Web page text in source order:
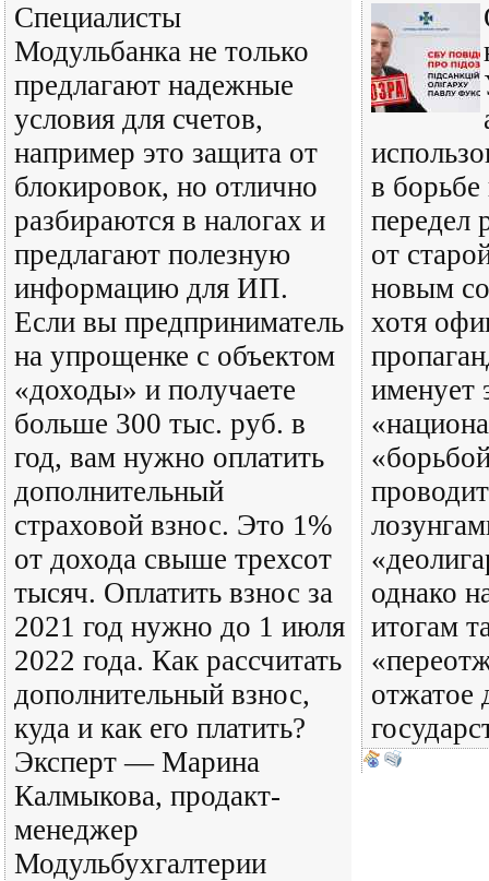
Специалисты
Модульбанка не только
предлагают надежные
условия для счетов,
например это защита от
блокировок, но отлично
разбираются в налогах и
предлагают полезную
информацию для ИП.
Если вы предприниматель
на упрощенке с объектом
«доходы» и получаете
больше 300 тыс. руб. в
год, вам нужно оплатить
дополнительный
страховой взнос. Это 1%
от дохода свыше трехсот
тысяч. Оплатить взнос за
2021 год нужно до 1 июля
2022 года. Как рассчитать
дополнительный взнос,
куда и как его платить?
Эксперт — Марина
Калмыкова, продакт-
менеджер
Модульбухгалтерии
в борьбе
передел
от
новым
хотя
именует
однако
итогам
отжатое